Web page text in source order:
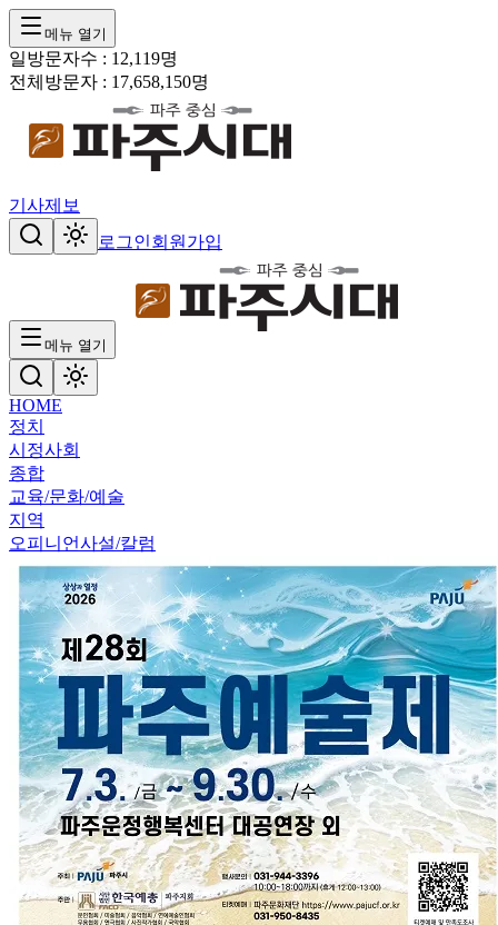
메뉴 열기
일방문자수 : 12,119명
전체방문자 : 17,658,150명
기사제보
로그인회원가입
메뉴 열기
HOME
정치
시정사회
종합
교육/문화/예술
지역
오피니언사설/칼럼